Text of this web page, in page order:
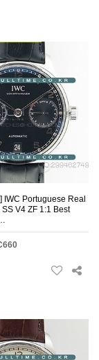
IWC Portuguese Real
V4 ZF 1:1 Best